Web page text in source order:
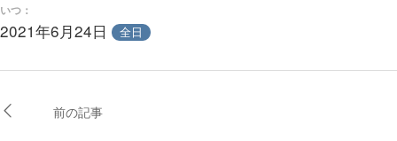
いつ：
2021年6月24日 全日
前の記事